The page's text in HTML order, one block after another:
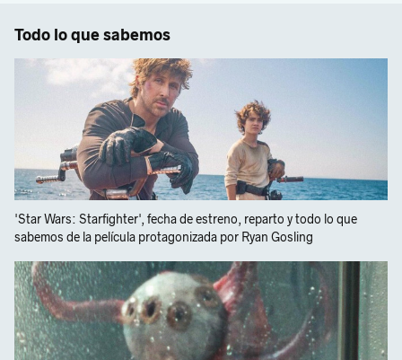
Todo lo que sabemos
'Star Wars: Starfighter', fecha de estreno, reparto y todo lo que
sabemos de la película protagonizada por Ryan Gosling